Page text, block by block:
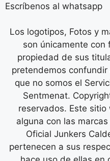
Escríbenos al whatsapp
Los logotipos, Fotos y
son únicamente con
propiedad de sus
pretendemos
que no somos el
Sentmenat.
reservados. Este
alguna con las
Oficial Junkers
pertenecen a sus